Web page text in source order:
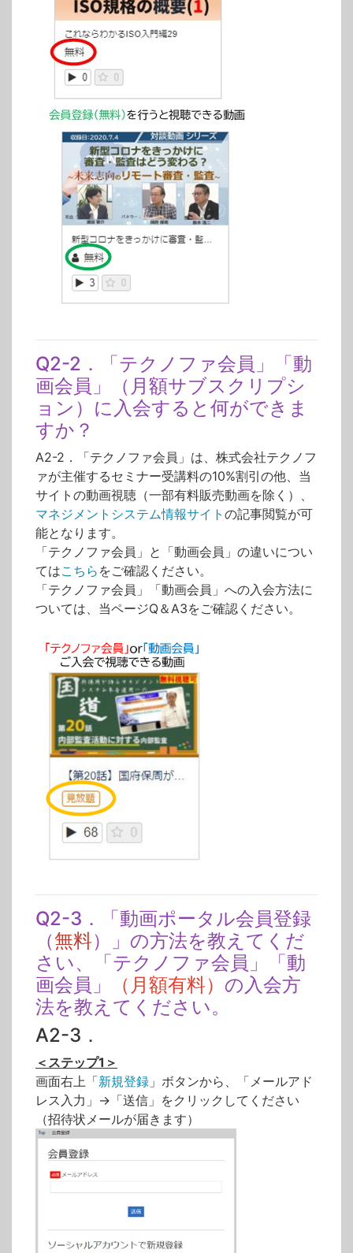
Q2-2．「テクノファ会員」「動
画会員」（月額サブスクリプシ
ョン）に入会すると何ができま
すか？
A2-2．「テクノファ会員」は、株式会社テクノフ
ァが主催するセミナー受講料の10%割引の他、当
サイトの動画視聴（一部有料販売動画を除く）、
マネジメントシステム情報サイト の記事閲覧が可
能となります。
「テクノファ会員」と「動画会員」の違いについ
てはこちら をご確認ください。
「テクノファ会員」「動画会員」への入会方法に
ついては、当ページQ＆A3をご確認ください。
Q2-3．「動画ポータル会員登録
（無料）」の方法を教えてくだ
さい、「テクノファ会員」「動
画会員」
（月額有料） の入会方
法を教えてください。
A2-3．
＜ステップ1＞
画面右上「新規登録 」ボタンから、「メールアド
レス入力」→「送信」をクリックしてください
（招待状メールが届きます）